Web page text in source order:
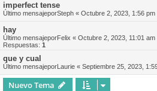
imperfect tense
Último mensajeporSteph « Octubre 2, 2023, 1:56 pm
hay
Último mensajeporFelix « Octubre 2, 2023, 11:01 am
Respuestas: 1
que y cual
Último mensajeporLaurie « Septiembre 25, 2023,
Nuevo Tema